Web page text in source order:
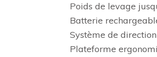
Poids de levage
Batterie
Système de
Plateforme